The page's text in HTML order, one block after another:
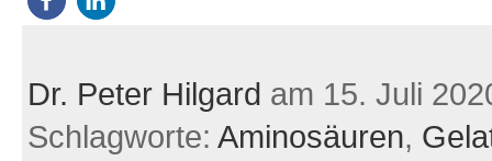
Dr. Peter Hilgard am 15. Juli
Schlagworte: Aminosäuren,